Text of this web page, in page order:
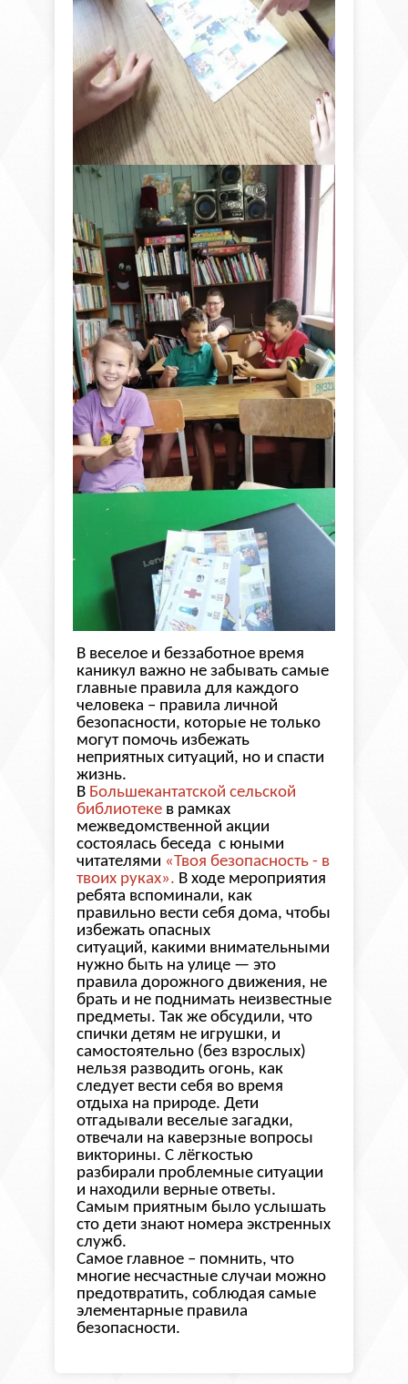
В веселое и беззаботное время
каникул важно не забывать самые
главные правила для каждого
человека – правила личной
безопасности, которые не только
могут помочь избежать
неприятных ситуаций, но и спасти
жизнь.
В Большекантатской сельской
библиотеке в рамках
межведомственной акции
состоялась беседа с юными
читателями «Твоя безопасность - в
твоих руках». В ходе мероприятия
ребята вспоминали, как
правильно вести себя дома, чтобы
избежать опасных
ситуаций, какими внимательными
нужно быть на улице — это
правила дорожного движения, не
брать и не поднимать неизвестные
предметы. Так же обсудили, что
спички детям не игрушки, и
самостоятельно (без взрослых)
нельзя разводить огонь, как
следует вести себя во время
отдыха на природе. Дети
отгадывали веселые загадки,
отвечали на каверзные вопросы
викторины. С лёгкостью
разбирали проблемные ситуации
и находили верные ответы.
Самым приятным было услышать
сто дети знают номера экстренных
служб.
Самое главное – помнить, что
многие несчастные случаи можно
предотвратить, соблюдая самые
элементарные правила
безопасности.